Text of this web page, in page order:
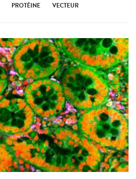
PROTÉINE VECTEUR